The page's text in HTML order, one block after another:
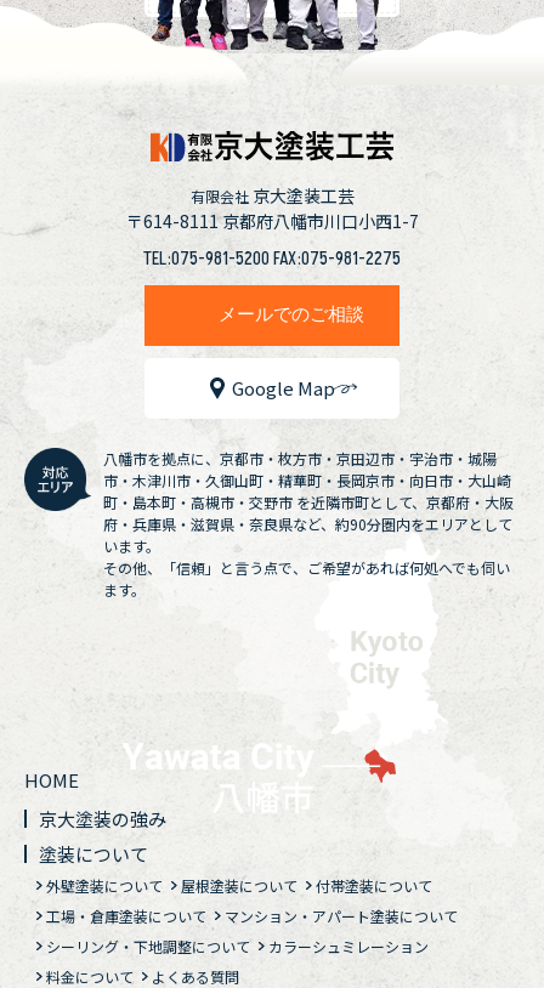
有限会社 京大塗装工芸
〒614-8111京都府八幡市川口小西1-7
TEL:075-981-5200 FAX:075-981-2275
メールでのご相談
Google Map
八幡市を拠点に、京都市・枚方市・京田辺市・宇治市・城陽
市・木津川市・久御山町・精華町・長岡京市・向日市・大山崎
町・島本町・高槻市・交野市 を近隣市町として、京都府・大阪
府・兵庫県・滋賀県・奈良県など、約90分圏内をエリアとして
います。
その他、「信頼」と言う点で、ご希望があれば何処へでも伺い
ます。
HOME
京大塗装の強み
塗装について
外壁塗装について 屋根塗装について
付帯塗装について
工場・倉庫塗装について
マンション・アパート塗装について
シーリング・下地調整について
カラーシュミレーション
料金について
よくある質問